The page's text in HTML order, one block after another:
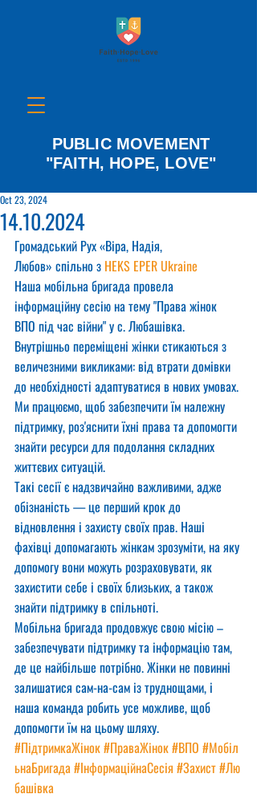
PUBLIC MOVEMENT
"FAITH, HOPE, LOVE"
14.10.2024
Oct 23, 2024
Громадський Рух «Віра, Надія,
Любов» спільно з HEKS EPER Ukraine
Hаша мобільна бригада провела
інформаційну сесію на тему "Права жінок
ВПО під час війни" у с. Любашівка.
Внутрішньо переміщені жінки стикаються з
величезними викликами: від втрати домівки
до необхідності адаптуватися в нових умовах.
Ми працюємо, щоб забезпечити їм належну
підтримку, роз'яснити їхні права та допомогти
знайти ресурси для подолання складних
життєвих ситуацій.
Такі сесії є надзвичайно важливими, адже
обізнаність — це перший крок до
відновлення і захисту своїх прав. Наші
фахівці допомагають жінкам зрозуміти, на яку
допомогу вони можуть розраховувати, як
захистити себе і своїх близьких, а також
знайти підтримку в спільноті.
Мобільна бригада продовжує свою місію –
забезпечувати підтримку та інформацію там,
де це найбільше потрібно. Жінки не повинні
залишатися сам-на-сам із труднощами, і
наша команда робить усе можливе, щоб
допомогти їм на цьому шляху.
#ПідтримкаЖінок#ПраваЖінок#ВПО #Мобіл
ьнаБригада#ІнформаційнаСесія #Захист#Лю
башівка